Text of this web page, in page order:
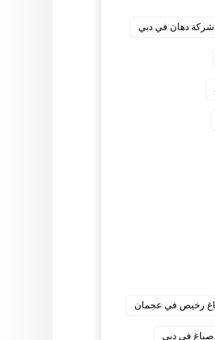
شركة دهان في دبي
رخيص في عجمان
صباغ في دبي